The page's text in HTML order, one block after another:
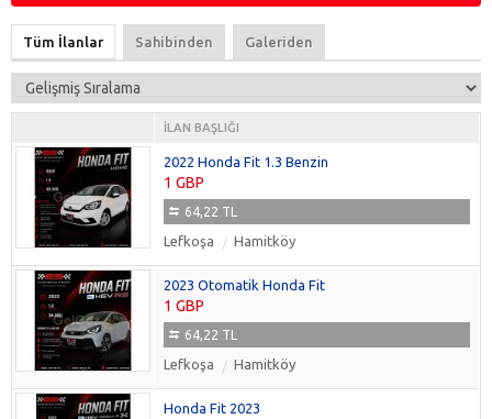
Prelude
S2000 (0)
Shuttle (1)
Stream (0)
Fit
Fit Aria (0)
Freed
Grace (1)
İnsight (0)
Logo (0)
N-Box (0)
N-One
S660 (0)
Stepwgn
Tüm İlanlar Sahibinden Galeriden
İLAN BAŞLIĞI
2022 Honda Fit 1.3 Benzin
1 GBP
64,22 TL
Lefkoşa Hamitköy
2023 Otomatik Honda Fit
1 GBP
64,22 TL
Lefkoşa Hamitköy
Honda Fit 2023